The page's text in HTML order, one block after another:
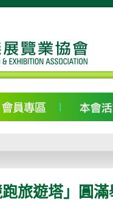
旅遊塔」圓滿